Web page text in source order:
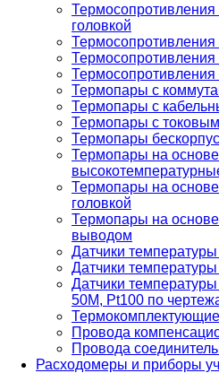
головкой
Термопары с
Термопары с
Термопары с
Термопары
Термопары на
Термопары на
головкой
Термопары на
выводом
Датчики
Датчики
Датчики
50М, Pt100 по
Термокомплектующие
Провода
Провода
Расходомеры и приборы